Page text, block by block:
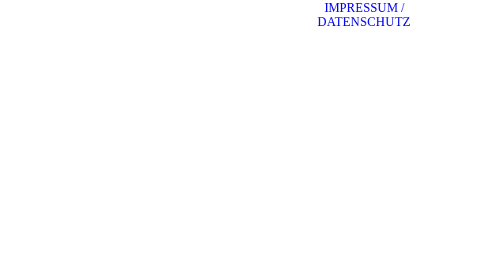
IMPRESSUM /
DATENSCHUTZ